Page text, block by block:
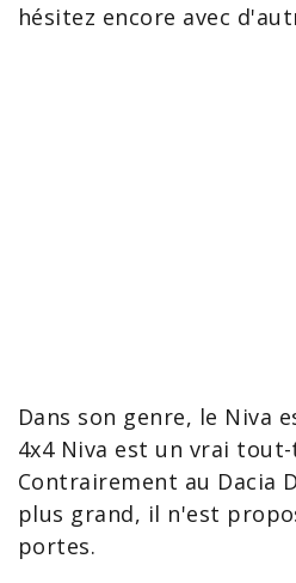
hésitez encore avec
Dans son genre, le Niva
4x4 Niva est un vrai
Contrairement au Dacia
plus grand, il n'est
portes.